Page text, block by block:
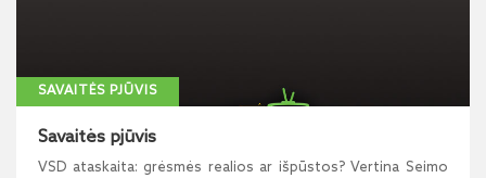
SAVAITĖS PJŪVIS
Savaitės pjūvis
VSD ataskaita: grėsmės realios ar išpūstos? Vertina Seimo